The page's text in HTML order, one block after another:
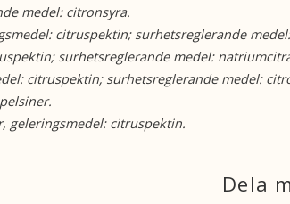
medel: citronsyra.
citruspektin; surhetsreglerande
surhetsreglerande medel:
citruspektin; surhetsreglerande medel:
geleringsmedel: citruspektin.
Dela